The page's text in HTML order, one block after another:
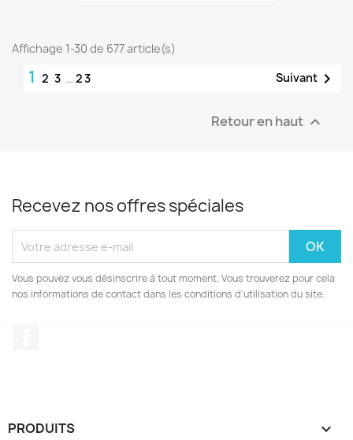
Affichage 1-30 de 677 article(s)
1 2 3 … 23 Suivant 
Retour en haut 
Recevez nos offres spéciales
Vous pouvez vous désinscrire à tout moment. Vous trouverez pour cela
nos informations de contact dans les conditions d'utilisation du site.
PRODUITS 